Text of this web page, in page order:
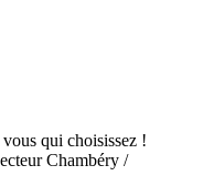
qui choisissez !
Chambéry /